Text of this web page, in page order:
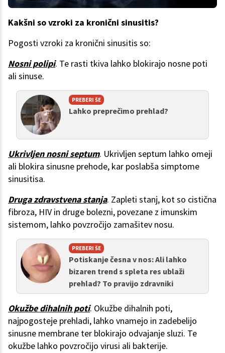
Kakšni so vzroki za kronični sinusitis?
Pogosti vzroki za kronični sinusitis so:
Nosni polipi. Te rasti tkiva lahko blokirajo nosne poti
ali sinuse.
PREBERI ŠE
Lahko preprečimo prehlad?
Ukrivljen nosni septum. Ukrivljen septum lahko omeji
ali blokira sinusne prehode, kar poslabša simptome
sinusitisa.
Druga zdravstvena stanja. Zapleti stanj, kot so cistična
fibroza, HIV in druge bolezni, povezane z imunskim
sistemom, lahko povzročijo zamašitev nosu.
PREBERI ŠE
Potiskanje česna v nos: Ali lahko
bizaren trend s spleta res ublaži
prehlad? To pravijo zdravniki
Okužbe dihalnih poti. Okužbe dihalnih poti,
najpogosteje prehladi, lahko vnamejo in zadebelijo
sinusne membrane ter blokirajo odvajanje sluzi. Te
okužbe lahko povzročijo virusi ali bakterije.